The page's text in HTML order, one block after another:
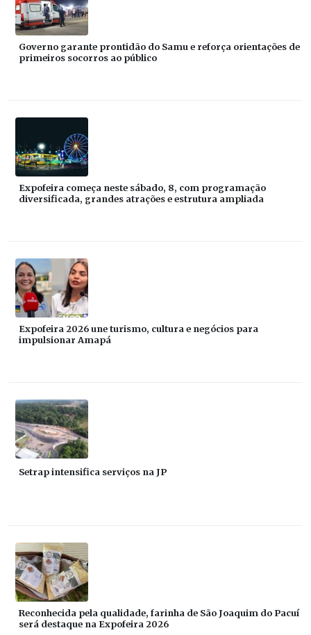
Governo garante prontidão do Samu e reforça orientações de
primeiros socorros ao público
Expofeira começa neste sábado, 8, com programação
diversificada, grandes atrações e estrutura ampliada
Expofeira 2026 une turismo, cultura e negócios para
impulsionar Amapá
Setrap intensifica serviços na JP
Reconhecida pela qualidade, farinha de São Joaquim do Pacuí
será destaque na Expofeira 2026